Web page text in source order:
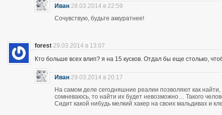
Иван 28.03.2014 в 22:59
Сочувствую, будьте аккуратнее!
forest 29.03.2014 в 13:07
Кто больше всех влип? я на 15 кусков. Отдал бы еще столько,
Иван 29.03.2014 в 20:17
На самом деле сегодняшние реалии позволяют как
сомневаюсь, то найти их будет невозможно… Такого
Сидит какой нибудь мелкий хакер на своих мальдивах и